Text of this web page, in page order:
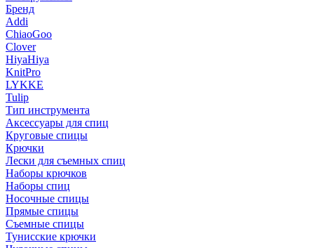
Бренд
Addi
ChiaoGoo
Clover
HiyaHiya
KnitPro
LYKKE
Tulip
Тип инструмента
Аксессуары для спиц
Круговые спицы
Крючки
Лески для съемных спиц
Наборы крючков
Наборы спиц
Носочные спицы
Прямые спицы
Съемные спицы
Тунисские крючки